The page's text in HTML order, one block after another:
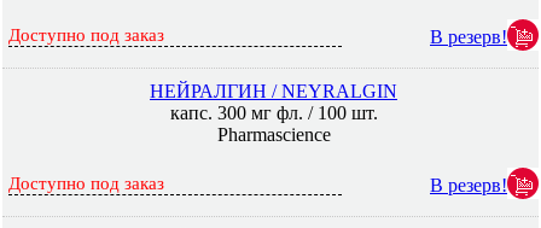
Доступно под заказ В резерв!
НЕЙРАЛГИН / NEYRALGIN
капс. 300 мг фл. / 100 шт.
Pharmascience
Доступно под заказ В резерв!